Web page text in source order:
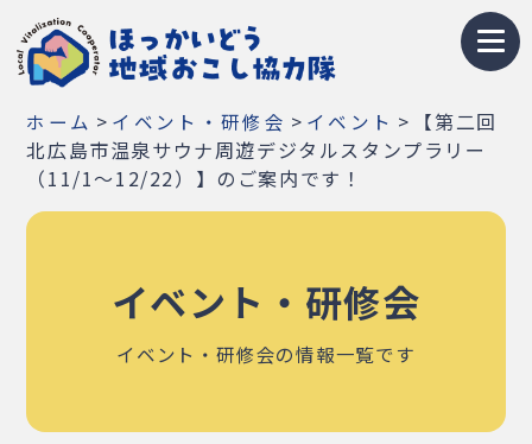
トップページ
地域おこし協力隊とは
募集情報
イベント・研修会
地域紹介
ホーム > イベント・研修会 > イベント > 【第二回
北広島市温泉サウナ周遊デジタルスタンプラリー
（11/1～12/22）】のご案内です！
イベント・研修会
イベント・研修会の情報一覧です